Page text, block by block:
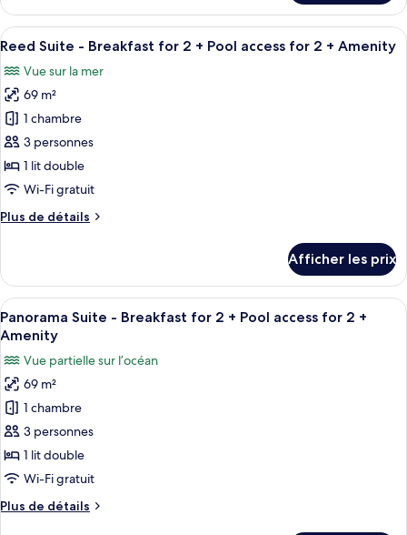
Breakfast
for
2
+
Pool
access
for
2
+
Amenity
Studio
Suite
-
for
2
Pool
access
for
2
+
Afficher
toutes
les
photos
pour
ce
type
de
chambre :
Reed
Breakfast
for
2
Pool
access
for
2
+
Amenity
Un salon moderne avec un canapé,
4
Reed Suite - Breakfast for 2 + Pool access for 2 + Amenity
Vue sur la mer
69 m²
1 chambre
3 personnes
1 lit double
Wi-Fi gratuit
Plus de détails
Plus
Reed
Suite
-
Breakfast
2
+
Pool
access
for
+
Amenity
Afficher les prix
Afficher
toutes
photos
pour
ce
type
de
chambre :
Suite
Une chambre d’hôtel moderne
5
Panorama Suite - Breakfast for 2 + Pool access for 2 +
Amenity
Vue partielle sur l’océan
69 m²
1 chambre
3 personnes
1 lit double
Wi-Fi gratuit
Plus de détails
Plus